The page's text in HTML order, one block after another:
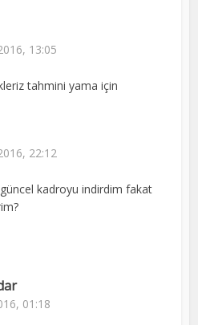
13:05
tahmini yama için
22:12
kadroyu indirdim fakat
01:18